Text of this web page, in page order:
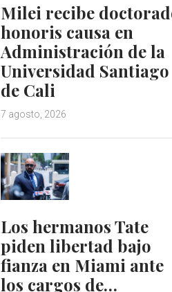
Milei recibe
honoris causa en
Administración de la
Universidad Santiago
de Cali
7 agosto, 2026
Los hermanos Tate
piden libertad bajo
fianza en Miami ante
los cargos de…